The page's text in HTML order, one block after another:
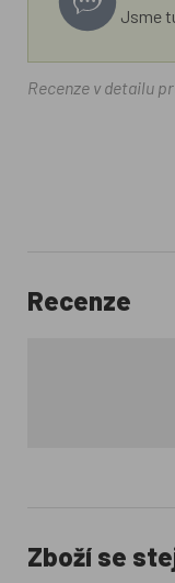
Jsme
Recenze v detailu
Recenze
Zboží se